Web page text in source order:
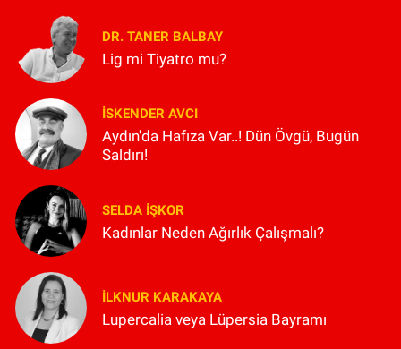
DR. TANER BALBAY
Lig mi Tiyatro mu?
İSKENDER AVCI
Aydın'da Hafıza Var..! Dün Övgü, Bugün
Saldırı!
SELDA İŞKOR
Kadınlar Neden Ağırlık Çalışmalı?
İLKNUR KARAKAYA
Lupercalia veya Lüpersia Bayramı